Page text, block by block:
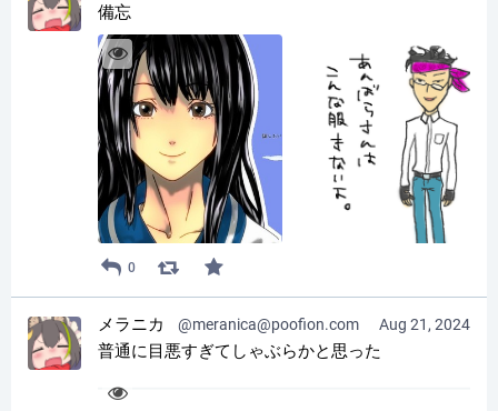
備忘
0
Aug 21, 2024
メラニカ @meranica@poofion.com
普通に目悪すぎてしゃぶらかと思った